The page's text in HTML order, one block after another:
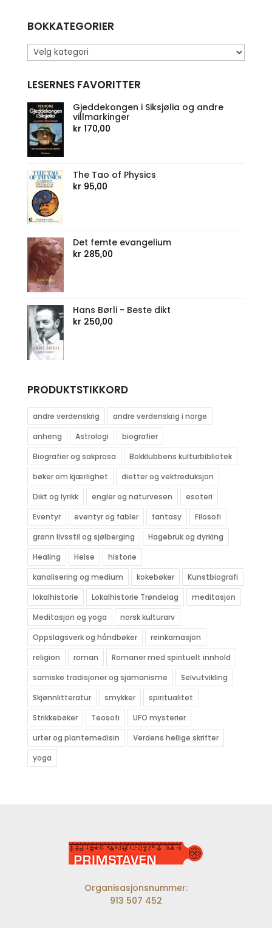
BOKKATEGORIER
LESERNES FAVORITTER
Gjeddekongen i Siksjølia og andre
villmarkinger
kr 170,00
The Tao of Physics
kr 95,00
Det femte evangelium
kr 285,00
Hans Børli - Beste dikt
kr 250,00
PRODUKTSTIKKORD
andre verdenskrig
andre verdenskrig i norge
anheng
Astrologi
biografier
Biografier og sakprosa
Bokklubbens kulturbibliotek
bøker om kjærlighet
dietter og vektreduksjon
Dikt og lyrikk
engler og naturvesen
esoteri
Eventyr
eventyr og fabler fantasy
Filosofi
grønn livsstil og sjølberging
Hagebruk og dyrking
Healing
Helse
historie
kanalisering og medium
kokebøker
Kunstbiografi
lokalhistorie
Lokalhistorie Trøndelag
meditasjon
Meditasjon og yoga
norsk kulturarv
Oppslagsverk og håndbøker
reinkarnasjon
religion
roman
Romaner med spirituelt innhold
samiske tradisjoner og sjamanisme
Selvutvikling
Skjønnlitteratur
smykker
spiritualitet
Strikkebøker
Teosofi
UFO mysterier
urter og plantemedisin
Verdens hellige skrifter
yoga
Organisasjonsnummer:
913 507 452